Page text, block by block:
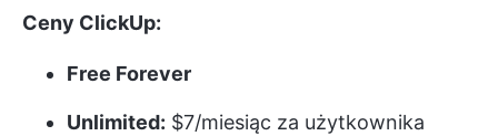
Ceny ClickUp:
Free Forever
Unlimited: $7/miesiąc za użytkownika